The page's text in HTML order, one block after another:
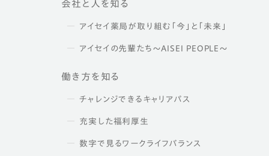
会社と人を知る
アイセイ薬局が取り組む「今」と「未来」
アイセイの先輩たち～AISEI PEOPLE～
働き方を知る
チャレンジできるキャリアパス
充実した福利厚生
数字で見るワークライフバランス